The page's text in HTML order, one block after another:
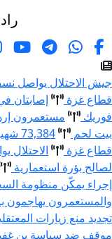
الاحتلال يواصل
غزة
إصابتان
مستعمرون
لحم
غزة
بؤرة استعمارية
يمكّن منظومة
يهاجمون
منع زيارات
ضد سياسة بن